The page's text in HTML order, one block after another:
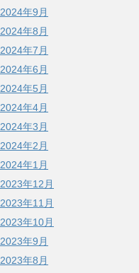
2024年9月
2024年8月
2024年7月
2024年6月
2024年5月
2024年4月
2024年3月
2024年2月
2024年1月
2023年12月
2023年11月
2023年10月
2023年9月
2023年8月